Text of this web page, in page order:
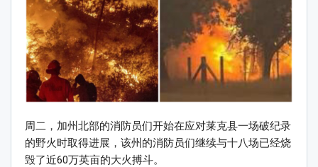
周二，加州北部的消防员们开始在应对莱克县一场破纪录
的野火时取得进展，该州的消防员们继续与十八场已经烧
毁了近60万英亩的大火搏斗。